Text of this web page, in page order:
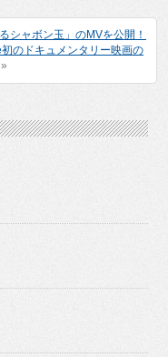
シャボン玉」のMVを公開！
のドキュメンタリー映画の
»